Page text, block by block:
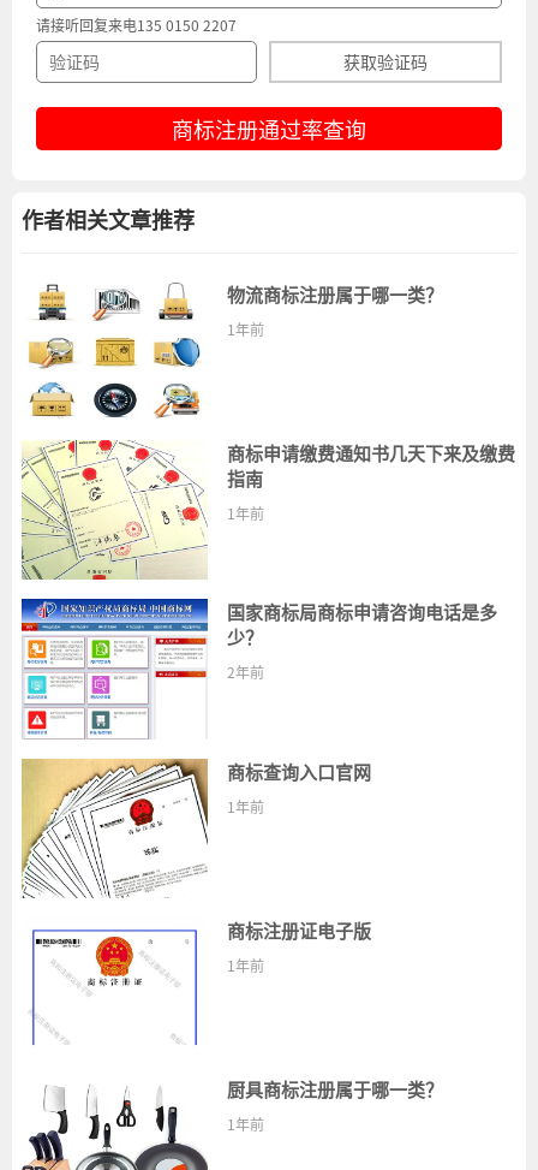
请接听回复来电135 0150 2207
获取验证码
商标注册通过率查询
作者相关文章推荐
物流商标注册属于哪一类？
1年前
商标申请缴费通知书几天下来及缴费
指南
1年前
国家商标局商标申请咨询电话是多
少？
2年前
商标查询入口官网
1年前
商标注册证电子版
1年前
厨具商标注册属于哪一类？
1年前